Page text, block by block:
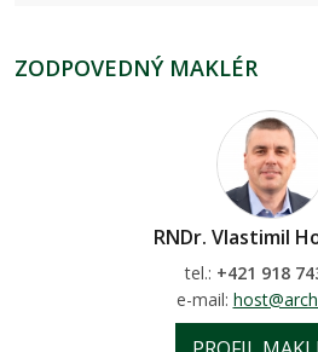
ZODPOVEDNÝ MAKLÉR
RNDr. Vlastimil
tel.: +421 918
e-mail: